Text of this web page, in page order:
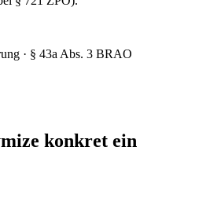
· § 43a Abs. 3 BRAO
konkret ein